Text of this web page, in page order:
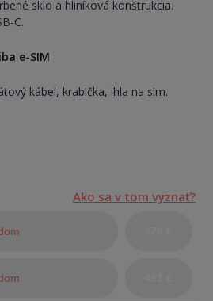
sklo a hliníková konštrukcia.
C.
e-SIM
kábel, krabička, ihla na sim.
Ako sa v tom vyznať?